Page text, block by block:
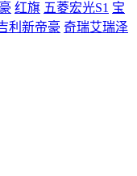
红旗 五菱宏光S1 宝
利新帝豪 奇瑞艾瑞泽